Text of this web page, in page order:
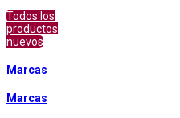
Todos los
productos
nuevos
Marcas
Marcas